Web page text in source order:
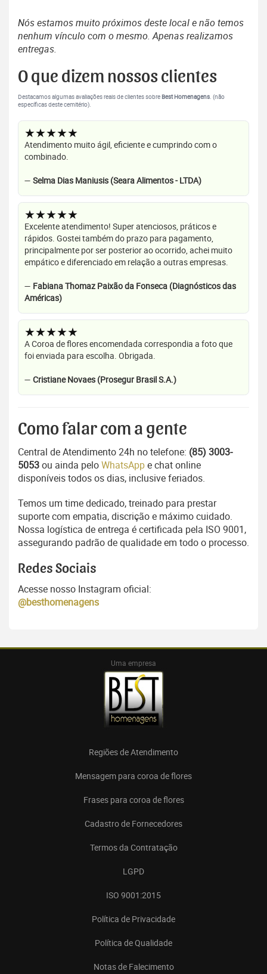
Nós estamos muito próximos deste local e não temos
nenhum vínculo com o mesmo. Apenas realizamos
entregas.
O que dizem nossos clientes
Destacamos algumas avaliações reais de clientes sobreBest Homenagens. (não
específicas deste cemitério).
★★★★★
Atendimento muito ágil, eficiente e cumprindo com o
combinado.
— Selma Dias Maniusis (Seara Alimentos - LTDA)
★★★★★
Excelente atendimento! Super atenciosos, práticos e
rápidos. Gostei também do prazo para pagamento,
principalmente por ser posterior ao ocorrido, achei muito
empático e diferenciado em relação a outras empresas.
— Fabiana Thomaz Paixão da Fonseca (Diagnósticos das
Américas)
★★★★★
A Coroa de flores encomendada correspondia a foto que
foi enviada para escolha. Obrigada.
— Cristiane Novaes (Prosegur Brasil S.A.)
Como falar com a gente
Central de Atendimento 24h no telefone: (85) 3003-
5053ou ainda peloWhatsAppe chat online
disponíveis todos os dias, inclusive feriados.
Temos um time dedicado, treinado para prestar
suporte com empatia, discrição e máximo cuidado.
Nossa logística de entrega é certificada pela ISO 9001,
assegurando padrão de qualidade em todo o processo.
Redes Sociais
Acesse nosso Instagram oficial:
@besthomenagens
Uma empresa
Regiões de Atendimento
Mensagem para coroa de flores
Frases para coroa de flores
Cadastro de Fornecedores
Termos da Contratação
LGPD
ISO 9001:2015
Política de Privacidade
Política de Qualidade
Notas de Falecimento